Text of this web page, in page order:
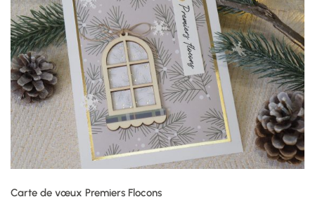
Carte de vœux Premiers Flocons